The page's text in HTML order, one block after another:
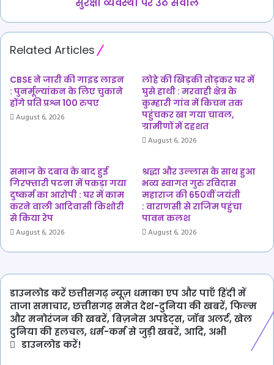
उठे
Related Articles
CBSE ने जारी की गाइड लाइन
: पुनर्मूल्यांकन के लिए चुकाने
होंगे प्रति प्रश्न 100 रुपए
August 6, 2026
लोहे की खिड़की तोड़कर घर में
घुसे हाथी : मरवाही क्षेत्र के
कुम्हारी गांव में किचन तक
पहुंचकर खा गया चावल,
ग्रामीणों में दहशत
August 6, 2026
समाज के दबाव के बाद हुई
गिरफ्तारी पटना में पकड़ा गया
दुष्कर्म का आरोपी : घर में काम
करने वाली आदिवासी किशोरी
से किया रेप
August 6, 2026
श्रद्धा और उल्लास के साथ हुआ
भव्य स्वागत गुरु रविदास
महाराज की 650वीं जयंती
: वाराणसी से राजिम पहुंचा
पावन कलश
August 6, 2026
डाउनलोड करें छत्तीसगढ़ न्यूज़ धमाका एप और पाएँ हिंदी में
ताजा समाचार, छत्तीसगढ़ समेत देश-दुनिया की खबरें, फिल्म
और मनोरंजन की खबरें, बिज़नेस अपडेट्स, जॉब अलर्ट, खेल
दुनिया की हलचल, धर्म-कर्म से जुड़ी खबरें, आदि, अभी
डाउनलोड करें!